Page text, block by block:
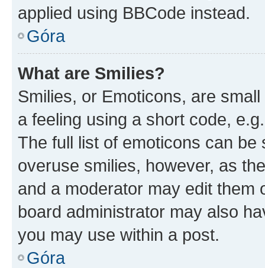
applied using BBCode instead.
Góra
What are Smilies?
Smilies, or Emoticons, are
a feeling using a short code,
The full list of emoticons can
overuse smilies, however, as
and a moderator may edit them
board administrator may also
you may use within a post.
Góra